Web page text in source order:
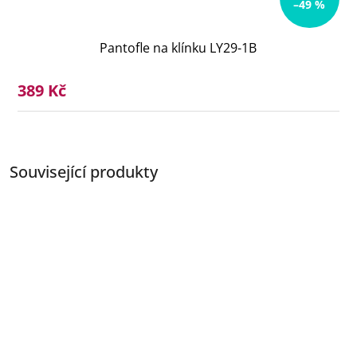
Související produkty
–49 %
Pantofle na klínku LY29-1B
389 Kč